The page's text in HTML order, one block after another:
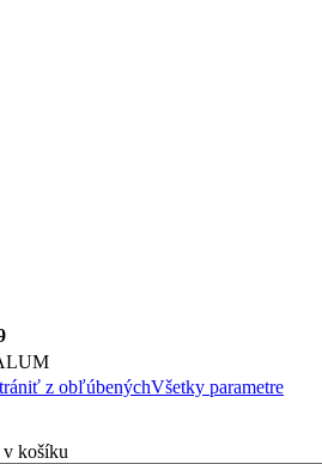
z obľúbenýchVšetky parametre
v košíku